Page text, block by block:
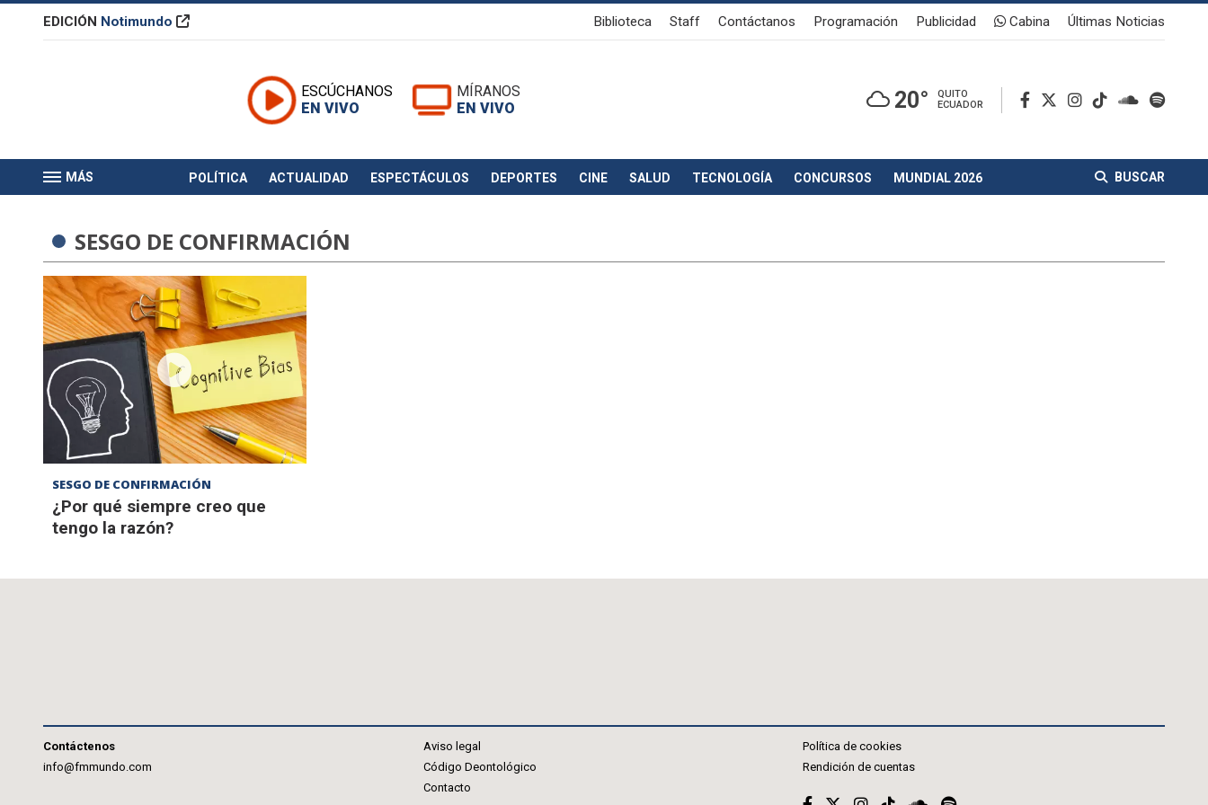
EDICIÓN Notimundo Biblioteca Staff Contáctanos Programación Publicidad Cabina Últimas Noticias
ESCÚCHANOS
EN VIVO
MÍRANOS
EN VIVO
20°
QUITO
ECUADOR
MÁS POLÍTICA ACTUALIDAD ESPECTÁCULOS DEPORTES CINE SALUD TECNOLOGÍA CONCURSOS MUNDIAL 2026 BUSCAR
SESGO DE CONFIRMACIÓN
SESGO DE CONFIRMACIÓN
¿Por qué siempre creo que
tengo la razón?
Contáctenos
info@fmmundo.com
Aviso legal
Código Deontológico
Contacto
Política de cookies
Rendición de cuentas